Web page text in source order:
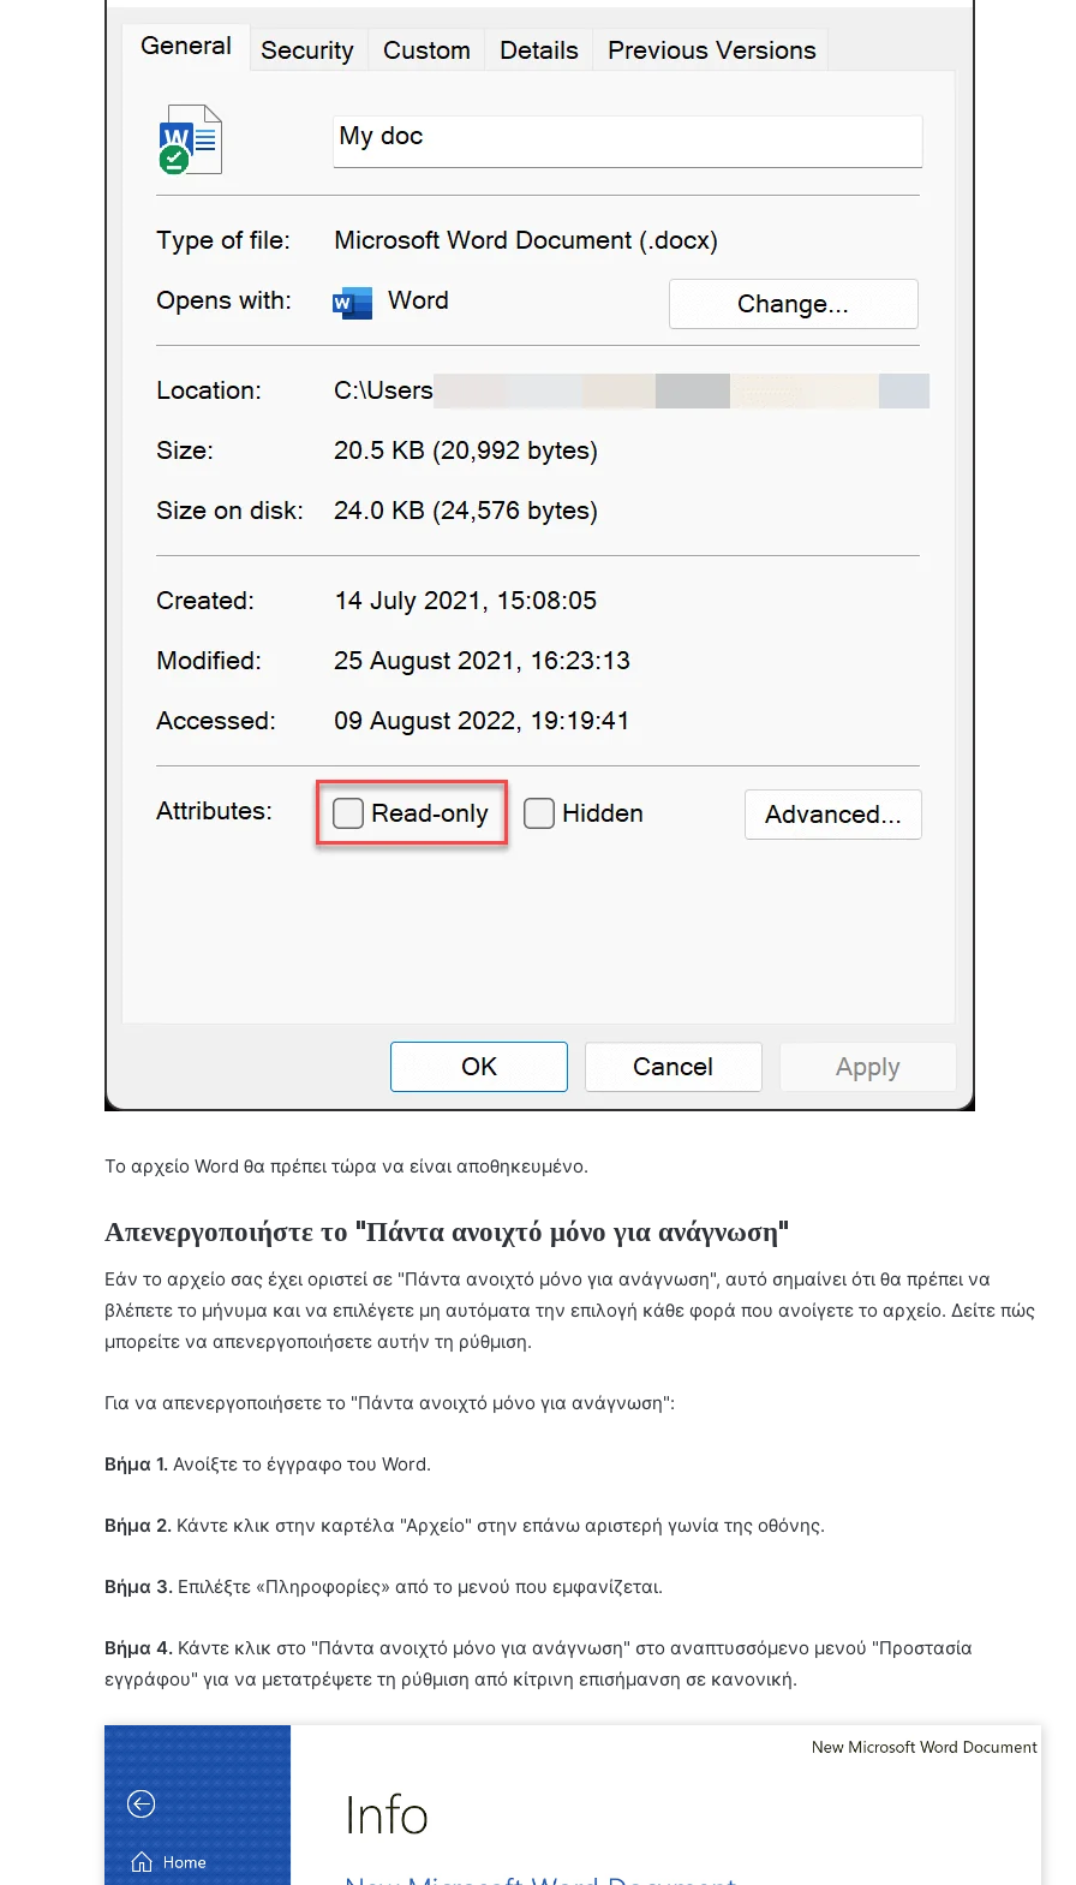
Το αρχείο Word θα πρέπει τώρα να είναι αποθηκευμένο.
Απενεργοποιήστε το "Πάντα ανοιχτό μόνο για ανάγνωση"
Εάν το αρχείο σας έχει οριστεί σε "Πάντα ανοιχτό μόνο για ανάγνωση", αυτό σημαίνει ότι θα πρέπει να
βλέπετε το μήνυμα και να επιλέγετε μη αυτόματα την επιλογή κάθε φορά που ανοίγετε το αρχείο. Δείτε πώς
μπορείτε να απενεργοποιήσετε αυτήν τη ρύθμιση.
Για να απενεργοποιήσετε το "Πάντα ανοιχτό μόνο για ανάγνωση":
Βήμα 1. Ανοίξτε το έγγραφο του Word.
Βήμα 2. Κάντε κλικ στην καρτέλα "Αρχείο" στην επάνω αριστερή γωνία της οθόνης.
Βήμα 3. Επιλέξτε «Πληροφορίες» από το μενού που εμφανίζεται.
Βήμα 4. Κάντε κλικ στο "Πάντα ανοιχτό μόνο για ανάγνωση" στο αναπτυσσόμενο μενού "Προστασία
εγγράφου" για να μετατρέψετε τη ρύθμιση από κίτρινη επισήμανση σε κανονική.